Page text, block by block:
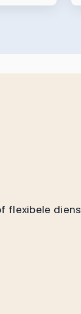
flexibele